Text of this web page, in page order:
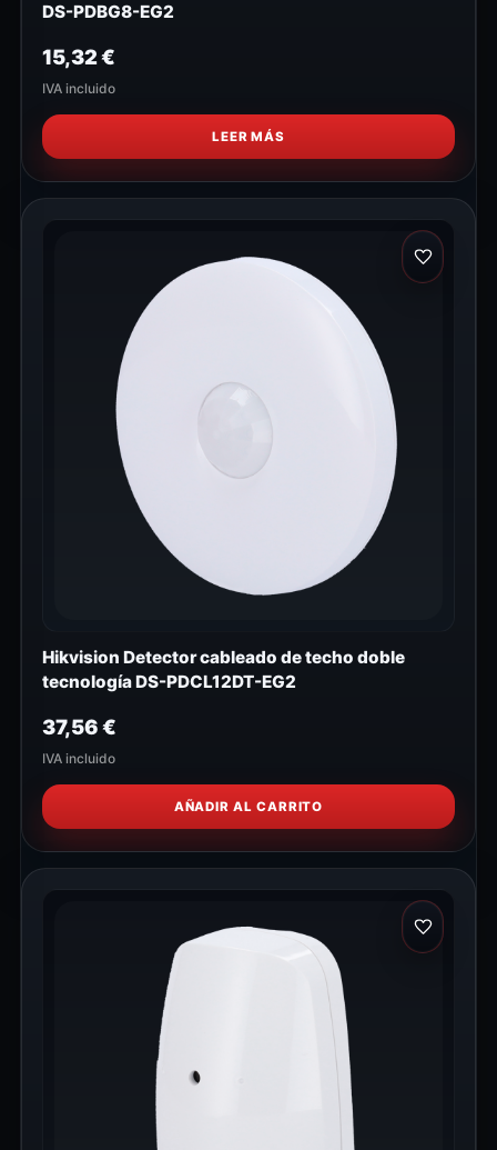
DS-PDBG8-EG2
15,32€
IVA incluido
LEER MÁS
Hikvision Detector cableado de techo doble
tecnología DS-PDCL12DT-EG2
37,56€
IVA incluido
AÑADIR AL CARRITO